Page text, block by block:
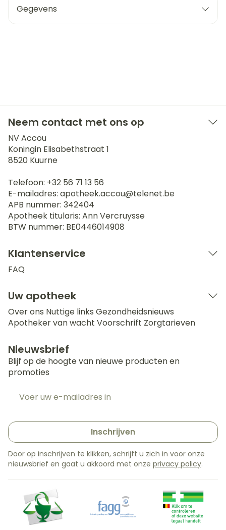
Gegevens
Neem contact met ons op
NV Accou
Koningin Elisabethstraat 1
8520 Kuurne
Telefoon: +32 56 71 13 56
E-mailadres: apotheek.accou@telenet.be
APB nummer: 342404
Apotheek titularis: Ann Vercruysse
BTW nummer: BE0446014908
Klantenservice
FAQ
Uw apotheek
Over ons Nuttige links Gezondheidsnieuws
Apotheker van wacht Voorschrift Zorgtarieven
Nieuwsbrief
Blijf op de hoogte van nieuwe producten en
promoties
Inschrijven
Door op inschrijven te klikken, schrijft u zich in voor onze
nieuwsbrief en gaat u akkoord met onze privacy policy.